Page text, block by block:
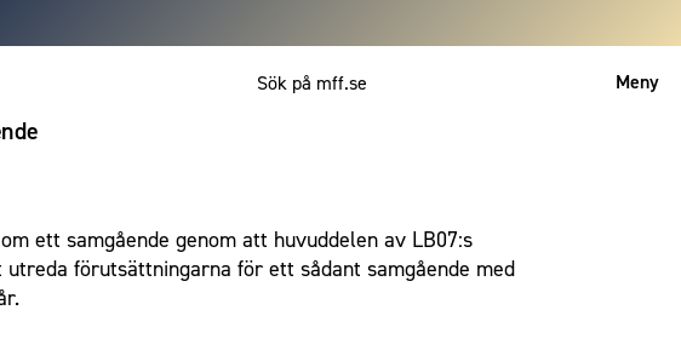
Meny
ett samgående genom att huvuddelen av LB07:s
förutsättningarna för ett sådant samgående med